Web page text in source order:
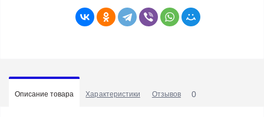
Описание товара Характеристики Отзывов 0